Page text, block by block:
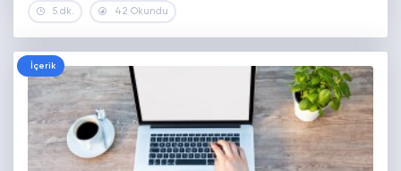
5 dk. 42 Okundu
İçerik